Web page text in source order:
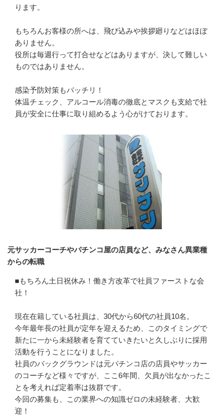
ります。
もちろんお客様の所へは、飛び込みや挨拶廻りなどはほぼ
ありません。
役所は毎週行って打合せなどはありますが、決して難しい
ものではありません。
感染予防対策もバッチリ！
体温チェック、アルコール消毒の徹底とマスクも支給で社
員が安全に仕事に取り組めるよう心がけております。
元サッカーコーチやパチンコ屋の店員など、みなさん異業種
からの転職
■もちろん土日祝休み！働き方改革で社員ファーストな会
社！
現在在籍している社員は、30代から60代の社員10名。
今年最年長の社員が定年を迎えるため、このタイミングで
新たに一から未経験者を育てていきたいと久しぶりに採用
活動を行うことになりました。
社員のバックグラウンドは元パチンコ店の店員やサッカー
のコーチなど様々ですが、ここ6年間、欠員が出なかったこ
とを考えれば定着率は抜群です。
今回の募集も、この業界への知識ゼロの未経験者、大歓
迎！